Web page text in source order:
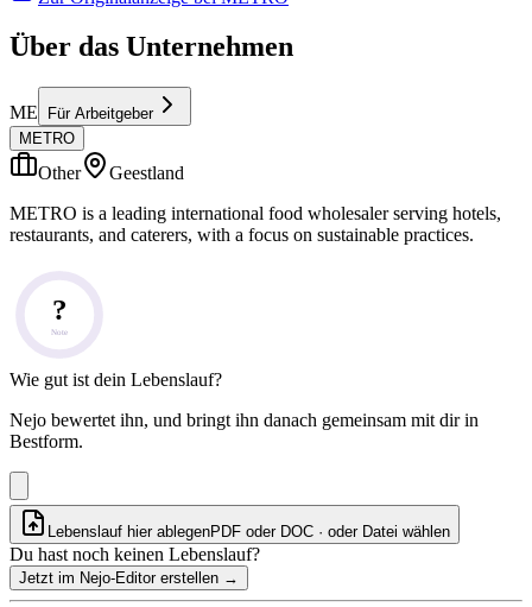
Über das Unternehmen
ME
Für Arbeitgeber
METRO
Other
Geestland
METRO is a leading international food wholesaler serving hotels,
restaurants, and caterers, with a focus on sustainable practices.
?
Note
Wie gut ist dein Lebenslauf?
Nejo bewertet ihn, und bringt ihn danach gemeinsam mit dir in
Bestform.
Lebenslauf hier ablegenPDF oder DOC · oder Datei wählen
Du hast noch keinen Lebenslauf?
Jetzt im Nejo-Editor erstellen →